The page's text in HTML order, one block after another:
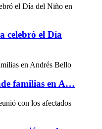
celebró el Día
familias en A…